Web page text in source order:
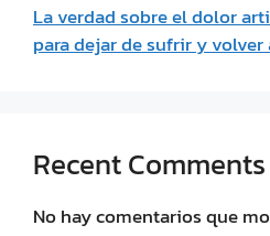
La verdad sobre el dolor
para dejar de sufrir y
Recent Comments
No hay comentarios que